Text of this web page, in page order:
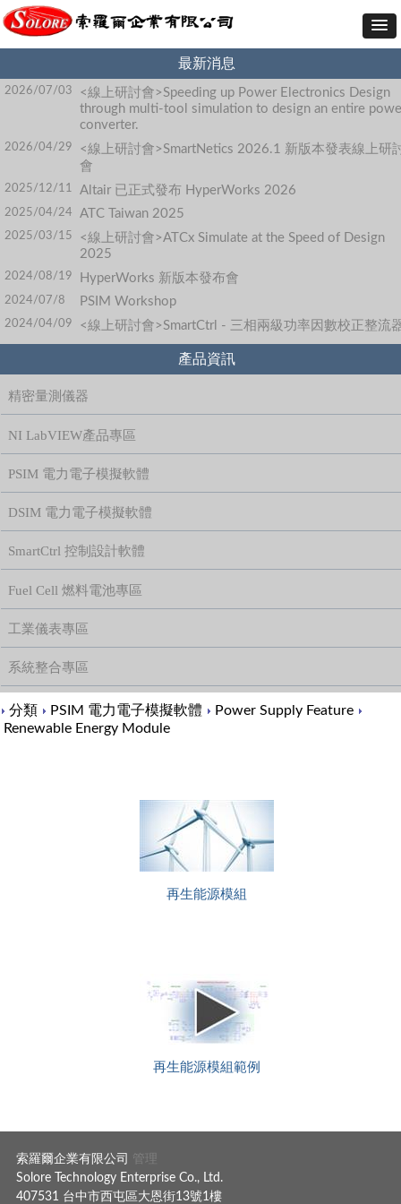
最新消息
2026/07/03
<線上研討會>Speeding up Power Electronics Design
through multi-tool simulation to design an entire
converter.
2026/04/29
<線上研討會>SmartNetics 2026.1 新版本發表線上研
會
2025/12/11 Altair 已正式發布 HyperWorks 2026
2025/04/24 ATC Taiwan 2025
2025/03/15
<線上研討會>ATCx Simulate at the Speed of Design
2025
2024/08/19 HyperWorks 新版本發布會
2024/07/8 PSIM Workshop
2024/04/09 <線上研討會>SmartCtrl - 三相兩級功率因數校正整流
產品資訊
精密量測儀器
NI LabVIEW產品專區
PSIM 電力電子模擬軟體
DSIM 電力電子模擬軟體
SmartCtrl 控制設計軟體
Fuel Cell 燃料電池專區
工業儀表專區
系統整合專區
Content
分類 PSIM 電力電子模擬軟體
Power Supply Feature
Renewable Energy Module
再生能源模組
再生能源模組範例
索羅爾企業有限公司
管理
Solore Technology Enterprise Co., Ltd.
407531 台中市西屯區大恩街13號1樓